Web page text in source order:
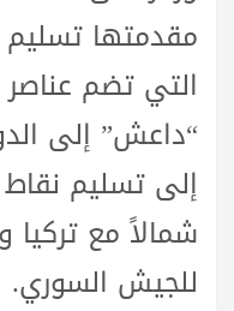
مقدمتها
التي تضم
“داعش” إلى
إلى تسليم
شمالاً مع تركيا
للجيش السوري.